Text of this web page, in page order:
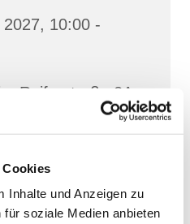
Cookies
Inhalte und Anzeigen zu
soziale Medien anbieten
10:00 -
Reiferstraße 2A,